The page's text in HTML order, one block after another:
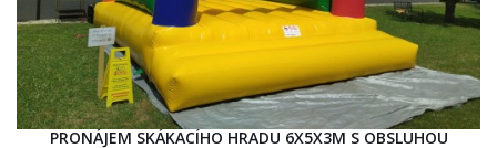
PRONÁJEM SKÁKACÍHO HRADU 6X5X3M S OBSLUHOU